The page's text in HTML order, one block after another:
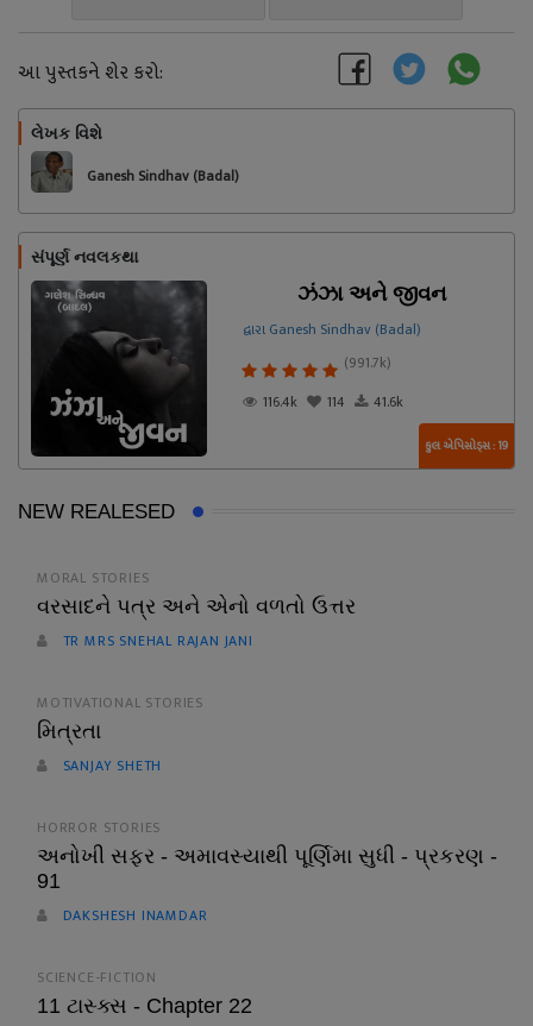
આ પુસ્તકને શેર કરો:
લેખક વિશે
Ganesh Sindhav (Badal)
સંપૂર્ણ નવલકથા
ઝંઝા અને જીવન
દ્વારા Ganesh Sindhav (Badal)
(991.7k)
116.4k
114 41.6k
કુલ એપિસોડ્સ : 19
NEW REALESED
MORAL STORIES
વરસાદને પત્ર અને એનો વળતો ઉત્તર
TR MRS SNEHAL RAJAN JANI
MOTIVATIONAL STORIES
મિત્રતા
SANJAY SHETH
HORROR STORIES
અનોખી સફર - અમાવસ્યાથી પૂર્ણિમા સુધી - પ્રકરણ -
91
DAKSHESH INAMDAR
SCIENCE-FICTION
11 ટાસ્ક્સ - Chapter 22